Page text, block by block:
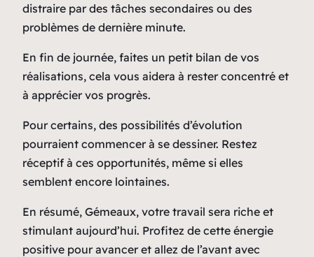
distraire par des tâches secondaires ou des
problèmes de dernière minute.
En fin de journée, faites un petit bilan de vos
réalisations, cela vous aidera à rester concentré et
à apprécier vos progrès.
Pour certains, des possibilités d’évolution
pourraient commencer à se dessiner. Restez
réceptif à ces opportunités, même si elles
semblent encore lointaines.
En résumé, Gémeaux, votre travail sera riche et
stimulant aujourd’hui. Profitez de cette énergie
positive pour avancer et allez de l’avant avec